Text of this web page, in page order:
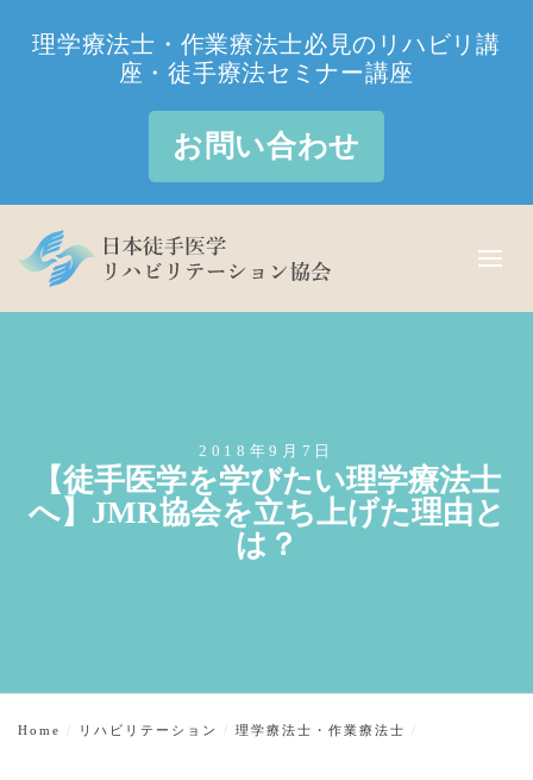
理学療法士・作業療法士必見のリハビリ講
座・徒手療法セミナー講座
お問い合わせ
2018年9月7日
【徒手医学を学びたい理学療法士
へ】JMR協会を立ち上げた理由と
は？
Home リハビリテーション 理学療法士・作業療法士